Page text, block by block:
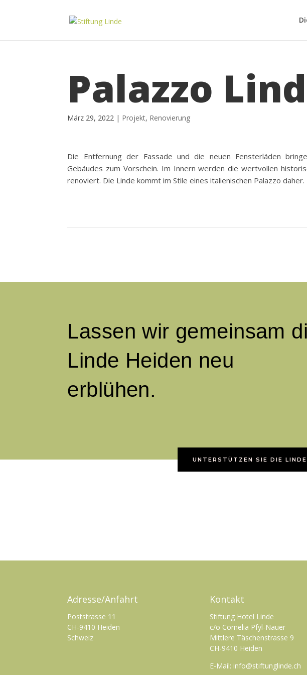
Palazzo
März 29, 2022 | Projekt, Renovierung
Die Entfernung der Fassade und die neuen Fensterläden
Gebäudes zum Vorschein. Im Innern werden die wertvollen
renoviert. Die Linde kommt im Stile eines italienischen Palazzo daher.
Lassen wir gemeinsam
Linde Heiden neu
erblühen.
UNTERSTÜTZEN SIE DIE LINDE
Adresse/Anfahrt
Poststrasse 11
CH-9410 Heiden
Schweiz
Kontakt
Stiftung Hotel Linde
c/o Cornelia Pfyl-Nauer
Mittlere Täschenstrasse 9
CH-9410 Heiden
E-Mail: info@stiftunglinde.ch